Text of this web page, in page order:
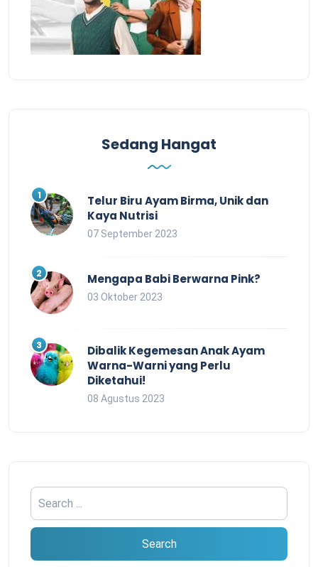
Sedang Hangat
Telur Biru Ayam Birma, Unik dan
Kaya Nutrisi
07 September 2023
Mengapa Babi Berwarna Pink?
03 Oktober 2023
Dibalik Kegemesan Anak Ayam
Warna-Warni yang Perlu
Diketahui!
08 Agustus 2023